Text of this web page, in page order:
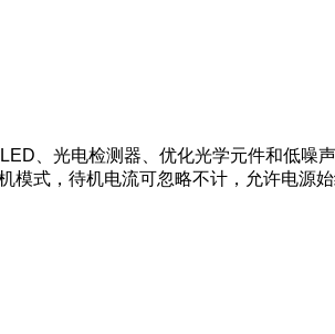
、光电检测器、优化光学元件和低噪
式，待机电流可忽略不计，允许电源始